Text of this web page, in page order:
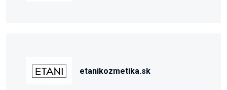
etanikozmetika.sk